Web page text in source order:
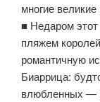
многие
■ Недаром
пляжем
романтичную
Биаррица:
влюбленных —